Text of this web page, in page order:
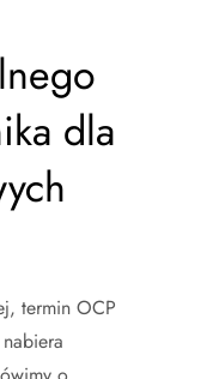
dla
termin OCP